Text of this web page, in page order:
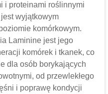
i proteinami roślinnymi
wyjątkowym
komórkowym.
Laminine jest jego
komórek i tkanek, co
dla osób borykających
od przewlekłego
i poprawę kondycji